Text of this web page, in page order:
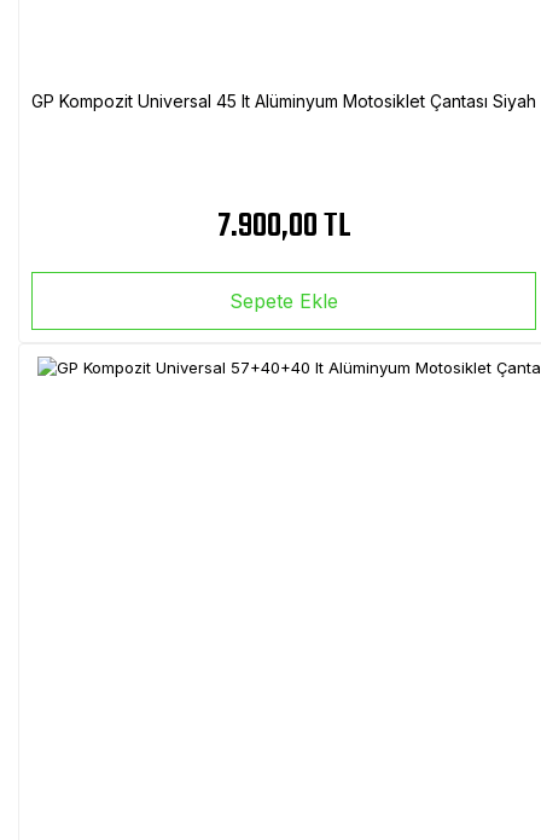
GP Kompozit Universal 45 lt Alüminyum Motosiklet Çantası Siyah
7.900,00 TL
Sepete Ekle